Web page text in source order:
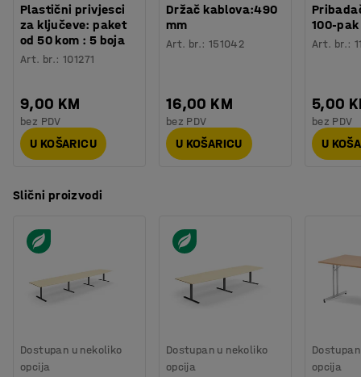
Plastični privjesci
za ključeve: paket
od 50 kom : 5 boja
Art. br.:101271
9,00 KM
bez PDV
U KOŠARICU
Držač kablova:490
mm
Art. br.: 151042
16,00 KM
bez PDV
U KOŠARICU
100-pak
Art. br.:
5,00
bez PDV
U
Slični proizvodi
Dostupan u nekoliko
opcija
Dostupan u nekoliko
opcija
opcija